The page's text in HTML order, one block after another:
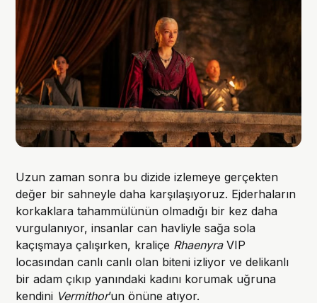
Uzun zaman sonra bu dizide izlemeye gerçekten
değer bir sahneyle daha karşılaşıyoruz. Ejderhaların
korkaklara tahammülünün olmadığı bir kez daha
vurgulanıyor, insanlar can havliyle sağa sola
kaçışmaya çalışırken, kraliçe RhaenyraVIP
locasından canlı canlı olan biteni izliyor ve delikanlı
bir adam çıkıp yanındaki kadını korumak uğruna
kendini Vermithor’un önüne atıyor.